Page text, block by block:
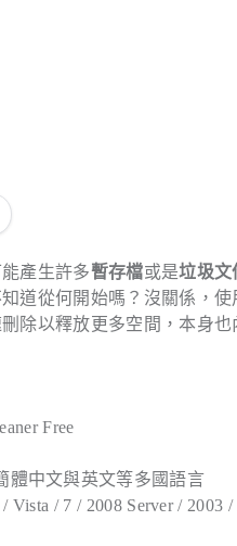
產生許多暫存檔或是垃圾文
道從何開始嗎？沒關係，使
除以釋放更多空間，本身也
Free
體中文與英文等多國語言
/ Vista / 7 / 2008 Server / 2003